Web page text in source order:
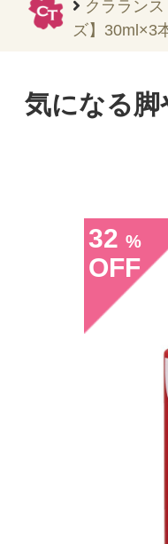
クラランス
ズ】30ml×3
気になる
32 %
OFF